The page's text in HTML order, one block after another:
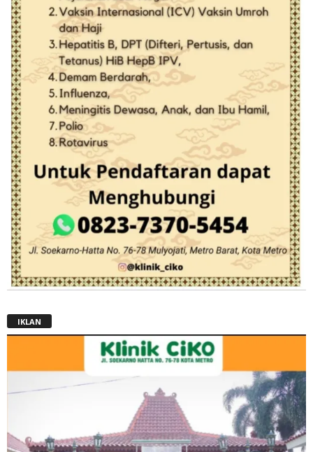
IKLAN